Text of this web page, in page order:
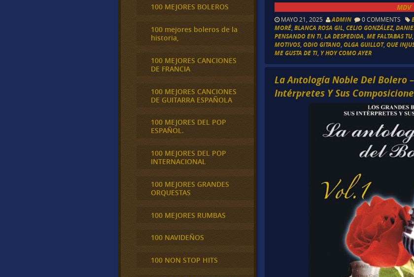
MDV
MAYO 21, 2025 ADMIN 0 COMMENTS
MORÉ ,BLANCA ROSA GIL ,CELIO GONZÁLEZ,
PENSANDO EN TI ,LA DESPEDIDA ,ME FALTABAS TU
MOTIVOS,ODIO GITANO ,OLGA GUILLOT,QUE
ME GUSTA DE TI Y HOY COMO AYER
La Antología Noble Del Bolero
Intérpretes Y Sus
100 MEJORES BOLEROS
100 mejores boleros de la
historia,
100 MEJORES CANCIONES
DE FRANCIA
100 MEJORES CANCIONES
DE GUITARRA ESPAÑOLA
100 MEJORES DEL POP
ESPAÑOL.
100 MEJORES DEL POP
INTERNACIONAL
100 MEJORES GRANDES
ORQUESTAS
100 MEJORES RUMBAS
100 NAVIDEÑOS
100 NON STOP HITS